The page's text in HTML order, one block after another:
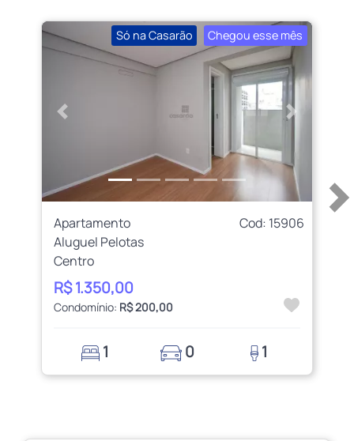
Só na Casarão Chegou esse mês
Anterior Próximo
Apartamento
Cod: 15906
Aluguel Pelotas
Centro
R$ 1.350,00
Condomínio: R$ 200,00
1 0 1